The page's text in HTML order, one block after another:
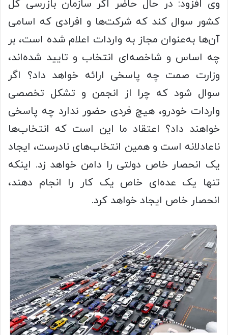
وی افزود: در حال حاضر اگر سازمان بازرسی کل
کشور سوال کند که شرکت‌ها و افرادی که اسامی
آن‌ها به‌عنوان مجاز به واردات اعلام شده است، بر
چه اساس و شاخصه‌ای انتخاب و تایید شده‌اند،
وزارت صمت چه پاسخی ارائه خواهد داد؟ اگر
سوال شود که چرا از انجمن و تشکل تخصصی
واردات خودرو، هیچ فردی حضور ندارد چه پاسخی
خواهند داد؟ اعتقاد ما این است که انتخاب‌ها
ناعادلانه است و همین انتخاب‌های نادرست، ایجاد
یک انحصار خاص دولتی را دامن خواهد زد. اینکه
تنها یک عده‌ای خاص یک کار را انجام دهند،
انحصار خاص ایجاد خواهد کرد.